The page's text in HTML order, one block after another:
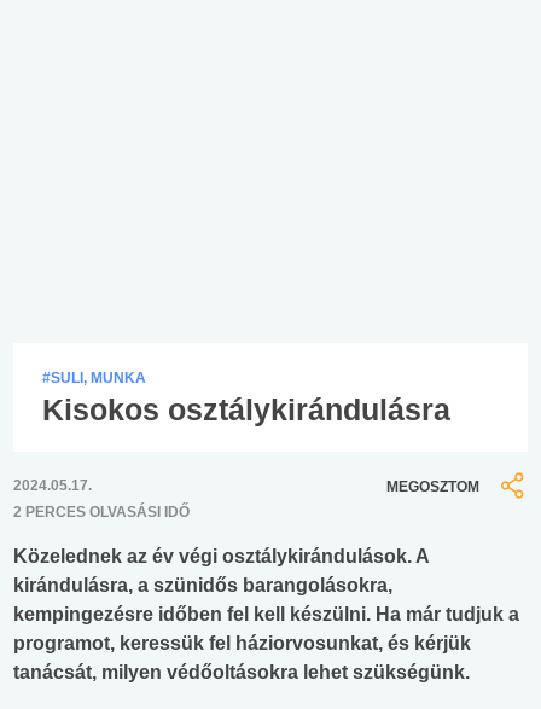
#SULI, MUNKA
Kisokos osztálykirándulásra
2024.05.17.
2 PERCES OLVASÁSI IDŐ
MEGOSZTOM
Közelednek az év végi osztálykirándulások. A
kirándulásra, a szünidős barangolásokra,
kempingezésre időben fel kell készülni. Ha már tudjuk a
programot, keressük fel háziorvosunkat, és kérjük
tanácsát, milyen védőoltásokra lehet szükségünk.